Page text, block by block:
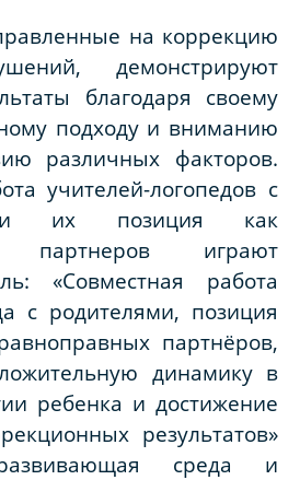
на коррекцию
демонстрируют
благодаря своему
подходу и вниманию
различных факторов.
учителей-логопедов с
и их позиция как
партнеров играют
«Совместная работа
с родителями, позиция
партнёров,
динамику в
ребенка и достижение
результатов»
развивающая среда и